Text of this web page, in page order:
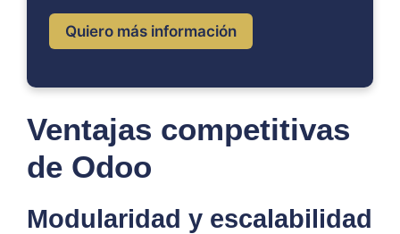
Quiero más información
Ventajas competitivas
de Odoo
Modularidad y escalabilidad